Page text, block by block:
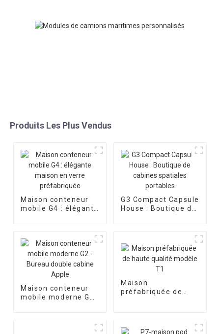
Produits Les Plus Vendus
Maison conteneur
mobile G4 : élégante
G3 Compact Capsule
House : Boutique de
Maison conteneur
mobile moderne G2
Maison
préfabriquée de